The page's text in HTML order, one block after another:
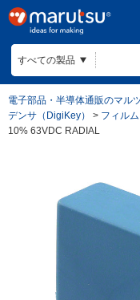
電子部品・半導体通販のマル
デンサ（DigiKey）
> フィル
10% 63VDC RADIAL